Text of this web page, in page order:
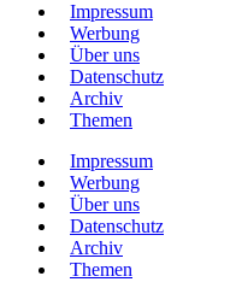
Impressum
Werbung
Über uns
Datenschutz
Archiv
Themen
Impressum
Werbung
Über uns
Datenschutz
Archiv
Themen